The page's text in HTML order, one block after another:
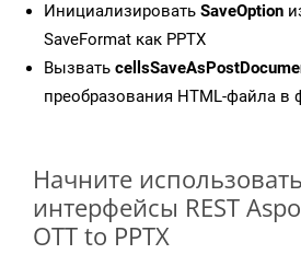
Инициализировать SaveOption
SaveFormat как PPTX
Вызвать
преобразования HTML-файла в
Начните
интерфейсы REST
OTT to PPTX